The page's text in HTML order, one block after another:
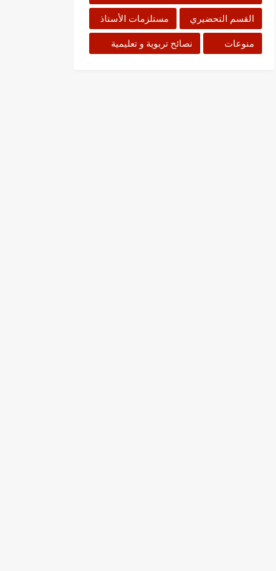
القسم التحضيري مستلزمات الأستاذ
منوعات نصائح تربوية و تعليمية